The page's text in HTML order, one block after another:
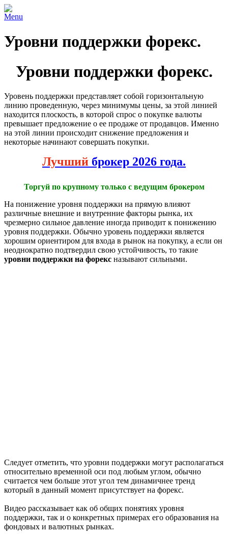
Menu
Уровни поддержки форекс.
Уровни поддержки форекс.
Уровень поддержки представляет собой горизонтальную
линию проведенную, через минимумы цены, за этой линией
находится плоскость, в которой спрос о покупке валюты
превышает предложение о ее продаже от продавцов. Именно
на этой линии происходит снижение предложения и
некоторые начинают совершать покупки.
Лучший брокер 2026 года.
Торгуй по крупному только с ведущим брокером
На понижение уровня поддержки на прямую влияют
различные внешние и внутренние факторы рынка, их
чрезмерно сильное давление иногда приводит к понижению
уровня поддержки. Обычно уровень поддержки является
хорошим ориентиром для входа в рынок на покупку, а если он
неоднократно подтвердил свою устойчивость, то такие
уровни поддержки на форекс называют сильными.
Следует отметить, что уровни поддержки могут располагаться
относительно временной оси под любым углом, обычно
считается чем больше этот угол тем динамичнее тренд
который в данный момент присутствует на форекс.
Видео рассказывает как об общих понятиях уровня
поддержки, так и о конкретных примерах его образования на
фондовых и валютных рынках.